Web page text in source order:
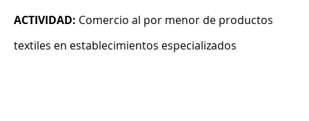
ACTIVIDAD: Comercio al por menor de productos
textiles en establecimientos especializados